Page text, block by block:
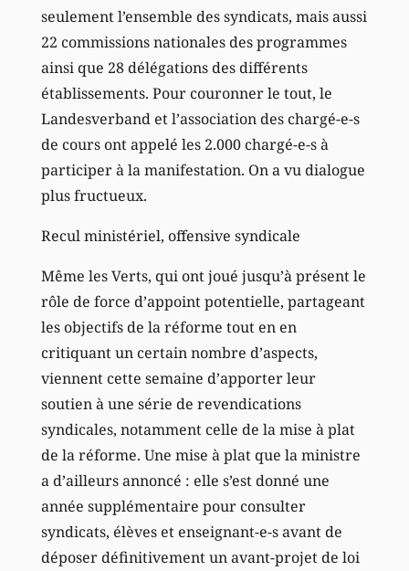
seulement l’ensemble des syndicats, mais aussi
22 commissions nationales des programmes
ainsi que 28 délégations des différents
établissements. Pour couronner le tout, le
Landesverband et l’association des chargé-e-s
de cours ont appelé les 2.000 chargé-e-s à
participer à la manifestation. On a vu dialogue
plus fructueux.
Recul ministériel, offensive syndicale
Même les Verts, qui ont joué jusqu’à présent le
rôle de force d’appoint potentielle, partageant
les objectifs de la réforme tout en en
critiquant un certain nombre d’aspects,
viennent cette semaine d’apporter leur
soutien à une série de revendications
syndicales, notamment celle de la mise à plat
de la réforme. Une mise à plat que la ministre
a d’ailleurs annoncé : elle s’est donné une
année supplémentaire pour consulter
syndicats, élèves et enseignant-e-s avant de
déposer définitivement un avant-projet de loi